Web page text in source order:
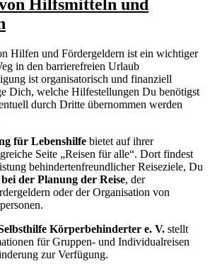
Hilfsmitteln und
ist organisatorisch und finanziell
Dich, welche Hilfestellungen Du benötigst
durch Dritte übernommen werden
für Lebenshilfe bietet auf ihrer
Seite „Reisen für alle“. Dort findest
behindertenfreundlicher Reiseziele, Du
der Planung der Reise, der
oder der Organisation von
Körperbehinderter e. V. stellt
für Gruppen- und Individualreisen
zur Verfügung.